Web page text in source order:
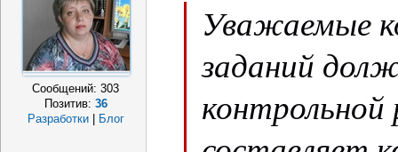
Сообщений:303
Позитив: 36
Разработки
Блог
Уважаемые
заданий